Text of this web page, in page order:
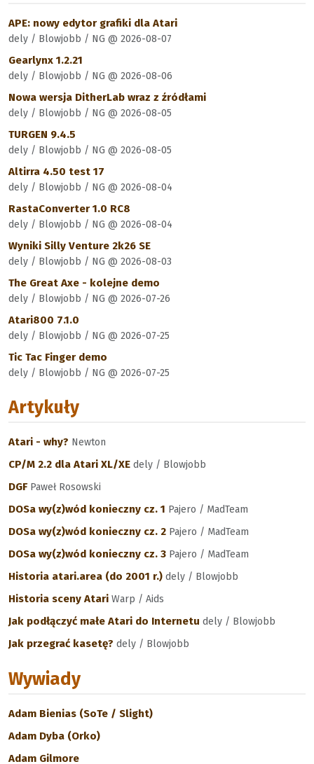
APE: nowy edytor grafiki dla Atari
dely / Blowjobb / NG @ 2026-08-07
Gearlynx 1.2.21
dely / Blowjobb / NG @ 2026-08-06
Nowa wersja DitherLab wraz z źródłami
dely / Blowjobb / NG @ 2026-08-05
TURGEN 9.4.5
dely / Blowjobb / NG @ 2026-08-05
Altirra 4.50 test 17
dely / Blowjobb / NG @ 2026-08-04
RastaConverter 1.0 RC8
dely / Blowjobb / NG @ 2026-08-04
Wyniki Silly Venture 2k26 SE
dely / Blowjobb / NG @ 2026-08-03
The Great Axe - kolejne demo
dely / Blowjobb / NG @ 2026-07-26
Atari800 7.1.0
dely / Blowjobb / NG @ 2026-07-25
Tic Tac Finger demo
dely / Blowjobb / NG @ 2026-07-25
Artykuły
Atari - why? Newton
CP/M 2.2 dla Atari XL/XE dely / Blowjobb
DGF Paweł Rosowski
DOSa wy(z)wód konieczny cz. 1 Pajero / MadTeam
DOSa wy(z)wód konieczny cz. 2 Pajero / MadTeam
DOSa wy(z)wód konieczny cz. 3 Pajero / MadTeam
Historia atari.area (do 2001 r.) dely / Blowjobb
Historia sceny Atari Warp / Aids
Jak podłączyć małe Atari do Internetu dely / Blowjobb
Jak przegrać kasetę? dely / Blowjobb
Wywiady
Adam Bienias (SoTe / Slight)
Adam Dyba (Orko)
Adam Gilmore